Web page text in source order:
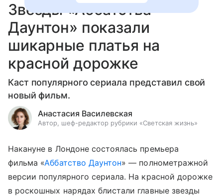
Звезды «Аббатства
Даунтон» показали
шикарные платья на
красной дорожке
Каст популярного сериала представил свой
новый фильм.
Анастасия Василевская
Автор, шеф-редактор рубрики «Светская жизнь»
Накануне в Лондоне состоялась премьера
фильма «Аббатство Даунтон» — полнометражной
версии популярного сериала. На красной дорожке
в роскошных нарядах блистали главные звезды